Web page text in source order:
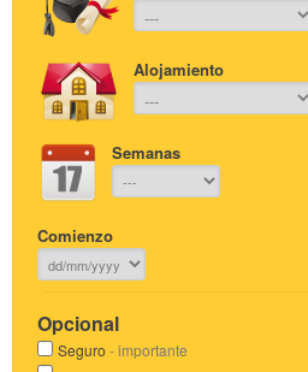
Alojamiento
Semanas
Comienzo
Opcional
Seguro - importante